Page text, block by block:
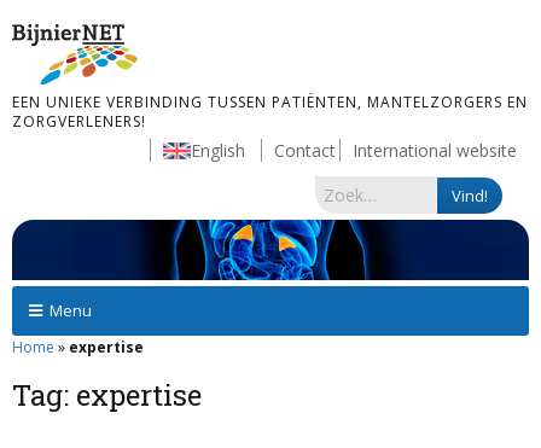
EEN UNIEKE VERBINDING TUSSEN PATIËNTEN, MANTELZORGERS EN
ZORGVERLENERS!
English Contact International website
Menu
Home » expertise
Tag: expertise